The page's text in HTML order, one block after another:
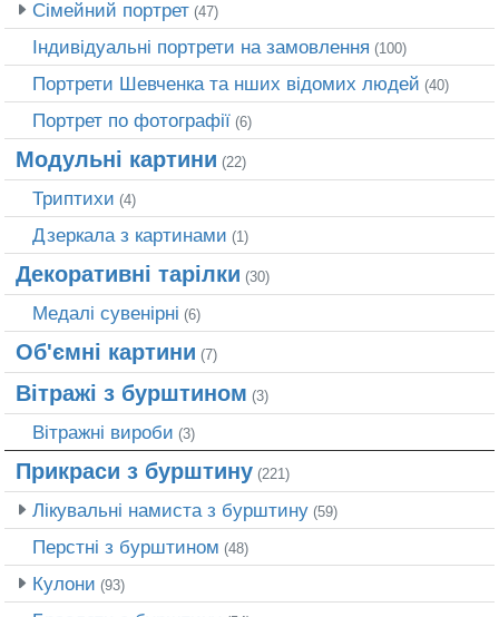
Сімейний портрет (47)
Індивідуальні портрети на замовлення (100)
Портрети Шевченка та нших відомих людей (40)
Портрет по фотографії (6)
Модульні картини (22)
Триптихи (4)
Дзеркала з картинами (1)
Декоративні тарілки (30)
Медалі сувенірні (6)
Об'ємні картини (7)
Вітражі з бурштином (3)
Вітражні вироби (3)
Прикраси з бурштину (221)
Лікувальні намиста з бурштину (59)
Перстні з бурштином (48)
Кулони (93)